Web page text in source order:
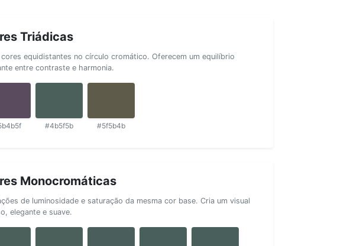
Triádicas
cores equidistantes no círculo cromático. Oferecem um equilíbrio
entre contraste e harmonia.
#4b5f5b #5f5b4b
Monocromáticas
de luminosidade e saturação da mesma cor base. Cria um visual
elegante e suave.